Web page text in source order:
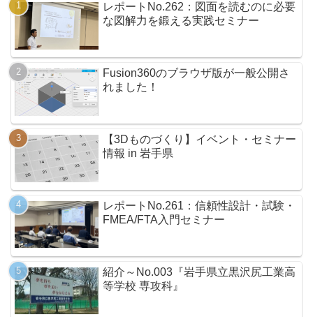
レポートNo.262：図面を読むのに必要
な図解力を鍛える実践セミナー
Fusion360のブラウザ版が一般公開さ
れました！
【3Dものづくり】イベント・セミナー
情報 in 岩手県
レポートNo.261：信頼性設計・試験・
FMEA/FTA入門セミナー
紹介～No.003『岩手県立黒沢尻工業高
等学校 専攻科』